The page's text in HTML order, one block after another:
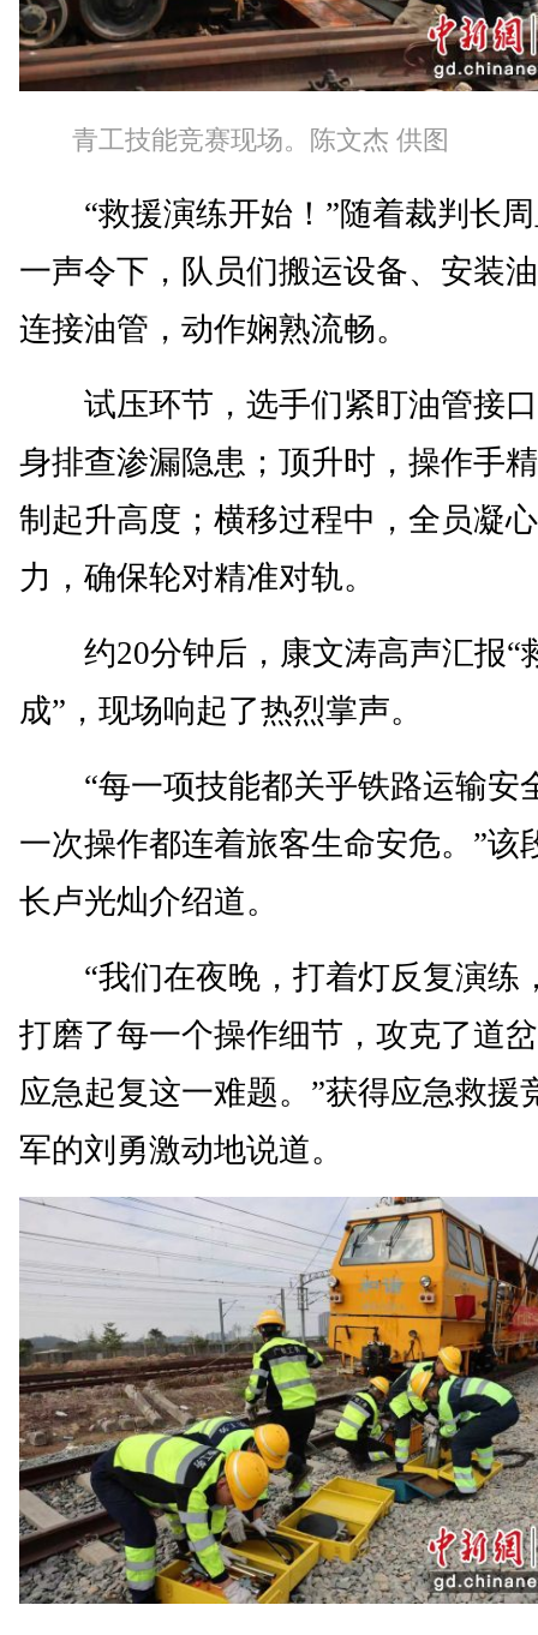
青工技能竞赛现场。陈文杰 供图
“救援演练开始！”随着裁判长周
一声令下，队员们搬运设备、安装
连接油管，动作娴熟流畅。
试压环节，选手们紧盯油管接
身排查渗漏隐患；顶升时，操作手
制起升高度；横移过程中，全员凝
力，确保轮对精准对轨。
约20分钟后，康文涛高声汇报“
成”，现场响起了热烈掌声。
“每一项技能都关乎铁路运输安
一次操作都连着旅客生命安危。”该
长卢光灿介绍道。
“我们在夜晚，打着灯反复演练
打磨了每一个操作细节，攻克了道
应急起复这一难题。”获得应急救援
军的刘勇激动地说道。